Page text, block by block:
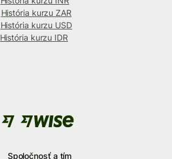
História kurzu ZAR
História kurzu USD
História kurzu IDR
Spoločnosť a tím